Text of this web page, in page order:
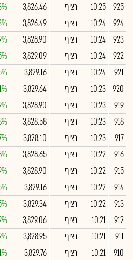
925
10:25 רציף 3,826.46
924
10:24 רציף 3,826.49
923
10:24 רציף 3,828.90
922
10:24 רציף 3,829.09
921
10:24 רציף 3,829.16
920
10:23 רציף 3,829.64
919
10:23 רציף 3,828.90
918
10:23 רציף 3,828.58
917
10:23 רציף 3,828.10
916
10:22 רציף 3,828.65
915
10:22 רציף 3,828.90
914
10:22 רציף 3,829.16
913
10:22 רציף 3,829.34
912
10:21 רציף 3,829.06
911
10:21 רציף 3,828.95
910
10:21 רציף 3,829.76